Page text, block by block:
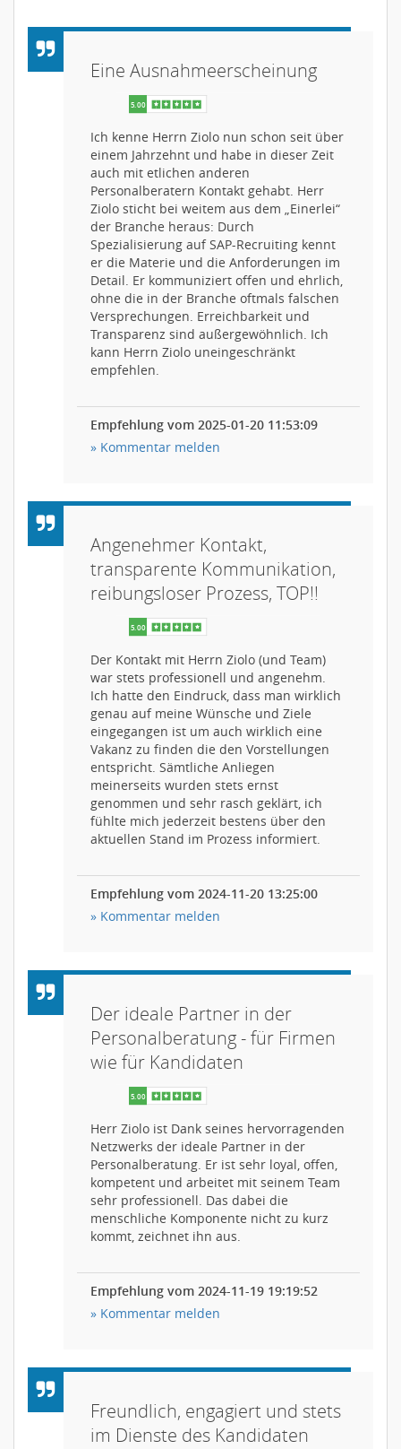
Eine Ausnahmeerscheinung
Ich kenne Herrn Ziolo nun schon seit über
einem Jahrzehnt und habe in dieser Zeit
auch mit etlichen anderen
Personalberatern Kontakt gehabt. Herr
Ziolo sticht bei weitem aus dem „Einerlei“
der Branche heraus: Durch
Spezialisierung auf SAP-Recruiting kennt
er die Materie und die Anforderungen im
Detail. Er kommuniziert offen und ehrlich,
ohne die in der Branche oftmals falschen
Versprechungen. Erreichbarkeit und
Transparenz sind außergewöhnlich. Ich
kann Herrn Ziolo uneingeschränkt
empfehlen.
Empfehlung vom 2025-01-20 11:53:09
» Kommentar melden
Angenehmer Kontakt,
transparente Kommunikation,
reibungsloser Prozess, TOP!!
Der Kontakt mit Herrn Ziolo (und Team)
war stets professionell und angenehm.
Ich hatte den Eindruck, dass man wirklich
genau auf meine Wünsche und Ziele
eingegangen ist um auch wirklich eine
Vakanz zu finden die den Vorstellungen
entspricht. Sämtliche Anliegen
meinerseits wurden stets ernst
genommen und sehr rasch geklärt, ich
fühlte mich jederzeit bestens über den
aktuellen Stand im Prozess informiert.
Empfehlung vom 2024-11-20 13:25:00
» Kommentar melden
Der ideale Partner in der
Personalberatung - für Firmen
wie für Kandidaten
Herr Ziolo ist Dank seines hervorragenden
Netzwerks der ideale Partner in der
Personalberatung. Er ist sehr loyal, offen,
kompetent und arbeitet mit seinem Team
sehr professionell. Das dabei die
menschliche Komponente nicht zu kurz
kommt, zeichnet ihn aus.
Empfehlung vom 2024-11-19 19:19:52
» Kommentar melden
Freundlich, engagiert und stets
im Dienste des Kandidaten